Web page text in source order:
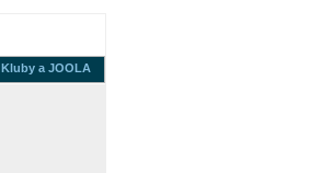
Kluby a JOOLA